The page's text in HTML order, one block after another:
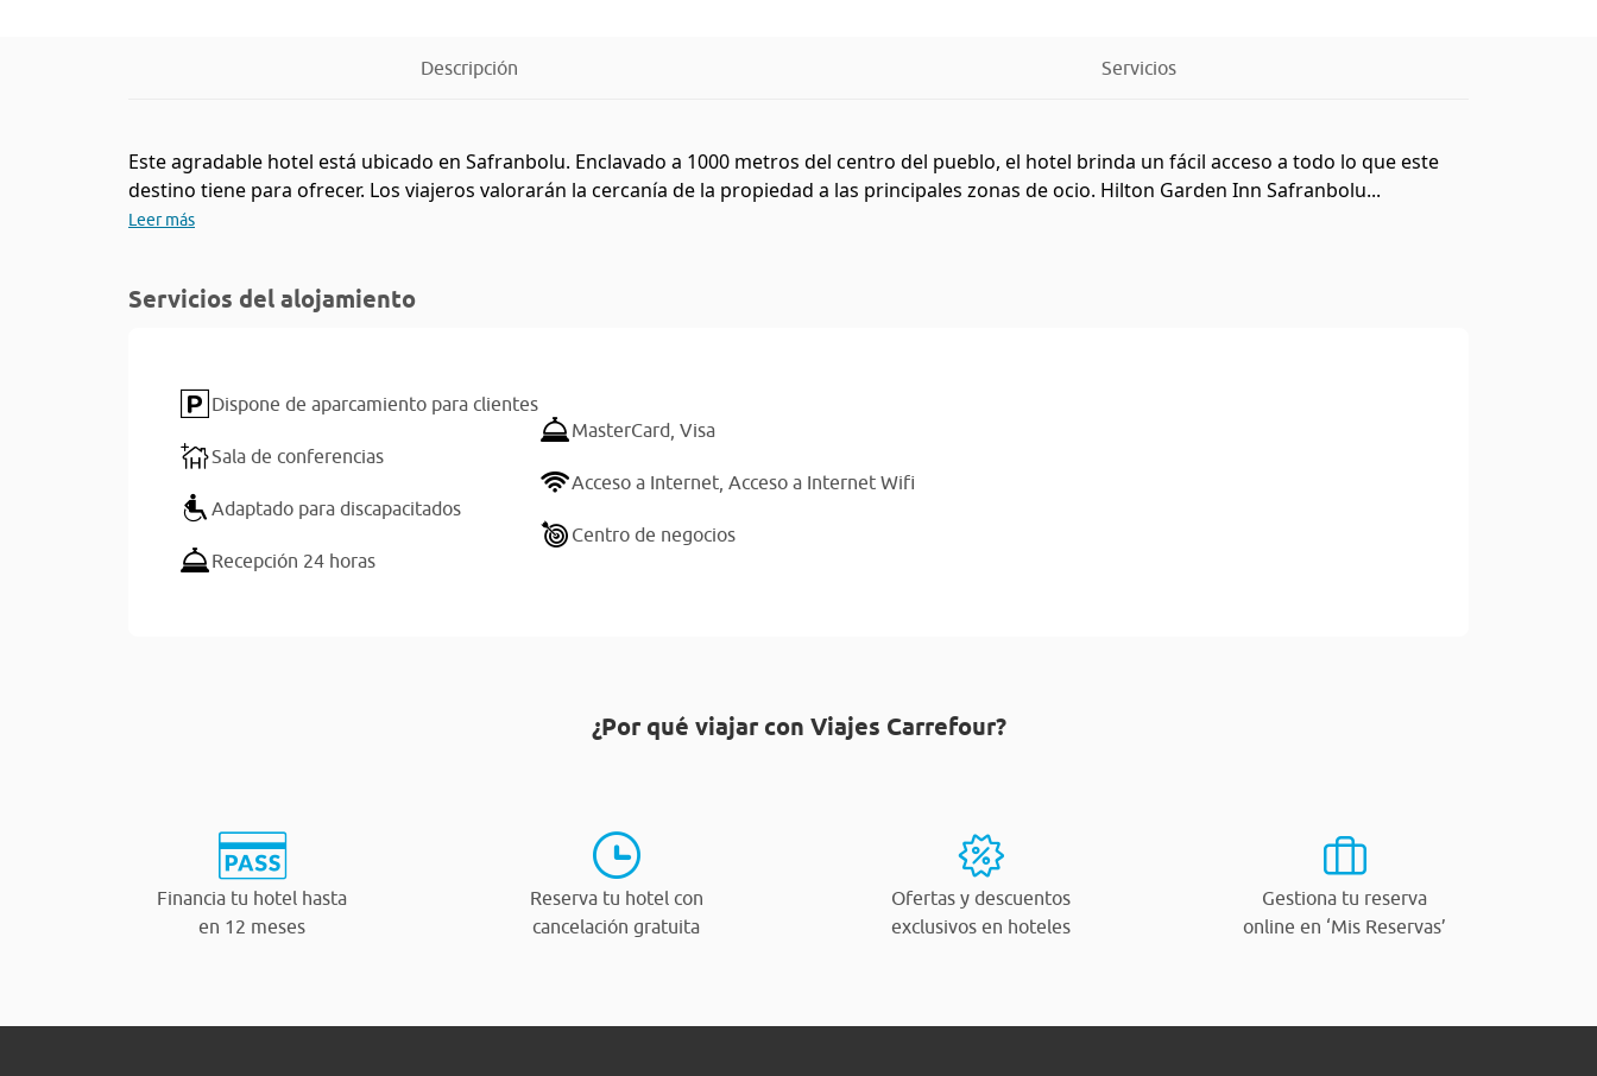
Descripción Servicios
Este agradable hotel está ubicado en Safranbolu. Enclavado a 1000 metros del centro del pueblo, el hotel brinda un fácil acceso a todo lo que este
destino tiene para ofrecer. Los viajeros valorarán la cercanía de la propiedad a las principales zonas de ocio. Hilton Garden Inn Safranbolu...
Leer más
Servicios del alojamiento
Dispone de aparcamiento para clientes
Sala de conferencias
Adaptado para discapacitados
Recepción 24 horas
MasterCard, Visa
Acceso a Internet, Acceso a Internet Wifi
Centro de negocios
¿Por qué viajar con Viajes Carrefour?
Financia tu hotel hasta
en 12 meses
Reserva tu hotel con
cancelación gratuita
Ofertas y descuentos
exclusivos en hoteles
Gestiona tu reserva
online en ‘Mis Reservas’